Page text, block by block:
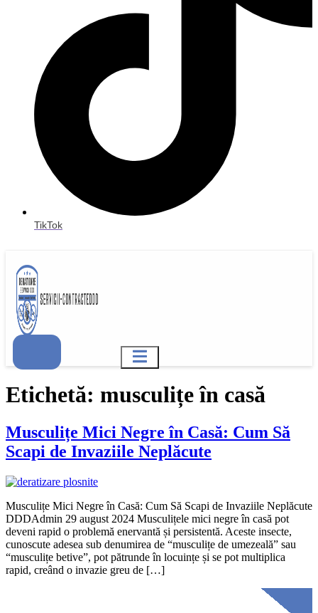
TikTok
Etichetă: musculițe în casă
Musculițe Mici Negre în Casă: Cum Să
Scapi de Invaziile Neplăcute
Musculițe Mici Negre în Casă: Cum Să Scapi de Invaziile Neplăcute
DDDAdmin 29 august 2024 Musculițele mici negre în casă pot
deveni rapid o problemă enervantă și persistentă. Aceste insecte,
cunoscute adesea sub denumirea de “musculițe de umezeală” sau
“musculițe betive”, pot pătrunde în locuințe și se pot multiplica
rapid, creând o invazie greu de […]